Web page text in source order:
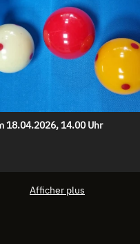
18.04.2026, 14.00 Uhr
Afficher plus